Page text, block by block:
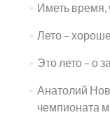
Иметь время,
Лето –
Это лето – о
Анатолий
чемпионата